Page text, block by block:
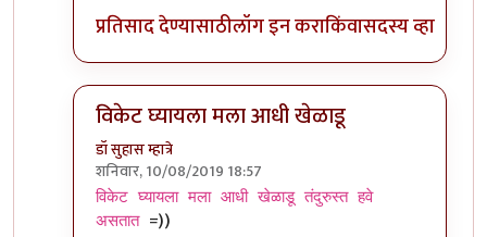
प्रतिसाद देण्यासाठीलॉग इन कराकिंवासदस्य व्हा
विकेट घ्यायला मला आधी खेळाडू
डॉ सुहास म्हात्रे
शनिवार, 10/08/2019 18:57
In reply to कान बंद केल्यावर जर आवाज ऐकू
विकेट घ्यायला मला आधी खेळाडू तंदुरुस्त हवे
असतात =))